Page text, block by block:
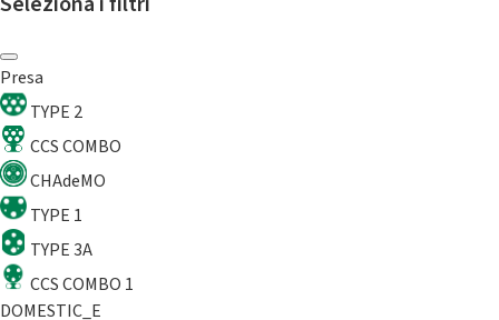
Presa
TYPE 2
CCS COMBO
CHAdeMO
TYPE 1
TYPE 3A
CCS COMBO 1
DOMESTIC_E